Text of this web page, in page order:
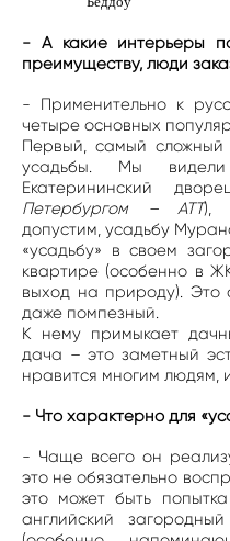
- А какие интерьеры
преимуществу, люди
- Применительно к
четыре основных
Первый, самый сложный
усадьбы. Мы
Екатерининский
Петербургом – АТТ),
допустим, усадьбу
«усадьбу» в своем
квартире (особенно в
выход на природу). Это
даже помпезный.
К нему примыкает
дача – это заметный
нравится многим людям,
- Что характерно для
- Чаще всего он
это не обязательно
это может быть
английский